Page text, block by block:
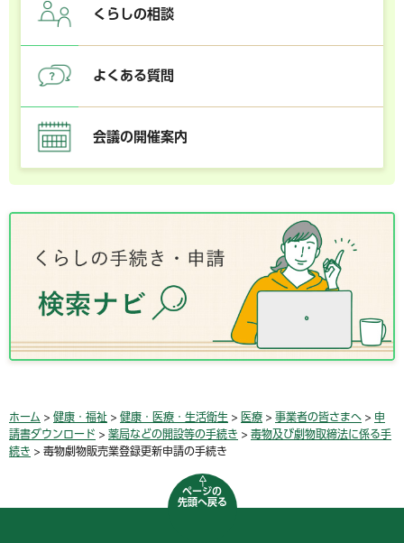
くらしの相談
よくある質問
会議の開催案内
ホーム > 健康・福祉 > 健康・医療・生活衛生 > 医療 > 事業者の皆さまへ > 申
請書ダウンロード > 薬局などの開設等の手続き > 毒物及び劇物取締法に係る手
続き > 毒物劇物販売業登録更新申請の手続き
ページの
先頭へ戻る